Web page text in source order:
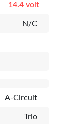
14.4 volt
N/C
A-Circuit
Trio